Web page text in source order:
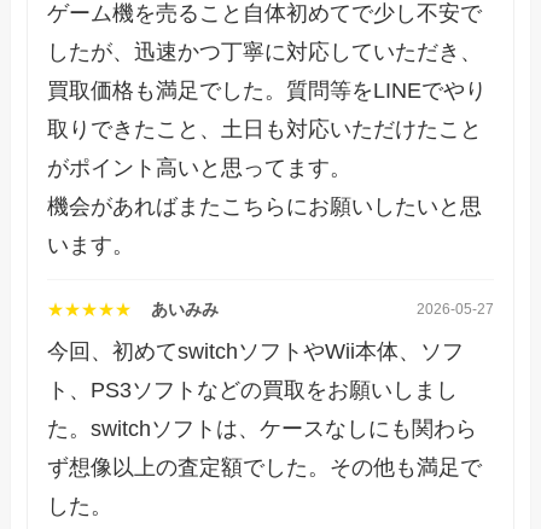
ゲーム機を売ること自体初めてで少し不安で
したが、迅速かつ丁寧に対応していただき、
買取価格も満足でした。質問等をLINEでやり
取りできたこと、土日も対応いただけたこと
がポイント高いと思ってます。
機会があればまたこちらにお願いしたいと思
います。
★★★★★ あいみみ 2026-05-27
今回、初めてswitchソフトやWii本体、ソフ
ト、PS3ソフトなどの買取をお願いしまし
た。switchソフトは、ケースなしにも関わら
ず想像以上の査定額でした。その他も満足で
した。